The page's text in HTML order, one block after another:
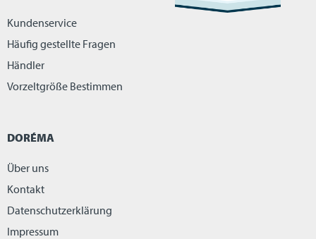
Kundenservice
Häufig gestellte Fragen
Händler
Vorzeltgröße Bestimmen
DORÉMA
Über uns
Kontakt
Datenschutzerklärung
Impressum